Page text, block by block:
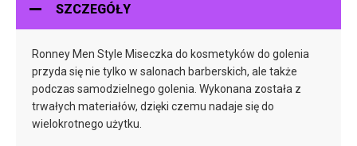
SZCZEGÓŁY
Ronney Men Style Miseczka do kosmetyków do golenia
przyda się nie tylko w salonach barberskich, ale także
podczas samodzielnego golenia. Wykonana została z
trwałych materiałów, dzięki czemu nadaje się do
wielokrotnego użytku.